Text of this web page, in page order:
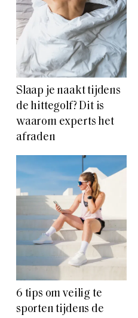
Slaap je naakt tijdens
de hittegolf? Dit is
waarom experts het
afraden
6 tips om veilig te
sporten tijdens de